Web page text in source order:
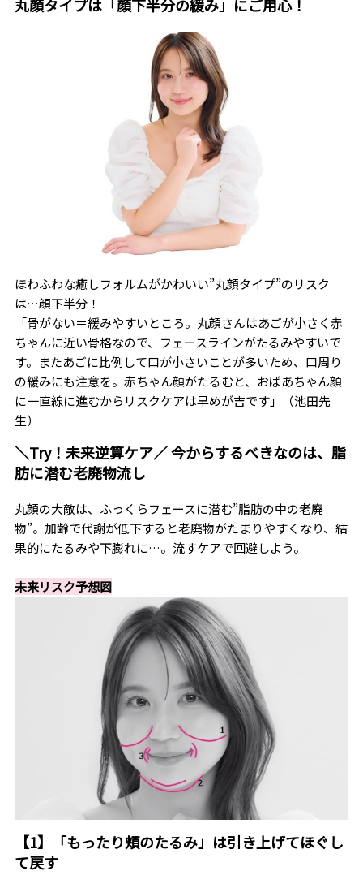
丸顔タイプは「顔下半分の緩み」にご用心！
ほわふわな癒しフォルムがかわいい”丸顔タイプ”のリスク
は…顔下半分！
「骨がない＝緩みやすいところ。丸顔さんはあごが小さく赤
ちゃんに近い骨格なので、フェースラインがたるみやすいで
す。またあごに比例して口が小さいことが多いため、口周り
の緩みにも注意を。赤ちゃん顔がたるむと、おばあちゃん顔
に一直線に進むからリスクケアは早めが吉です」（池田先
生）
＼Try！未来逆算ケア／ 今からするべきなのは、脂
肪に潜む老廃物流し
丸顔の大敵は、ふっくらフェースに潜む”脂肪の中の老廃
物”。加齢で代謝が低下すると老廃物がたまりやすくなり、結
果的にたるみや下膨れに…。流すケアで回避しよう。
未来リスク予想図
【1】「もったり頬のたるみ」は引き上げてほぐし
て戻す